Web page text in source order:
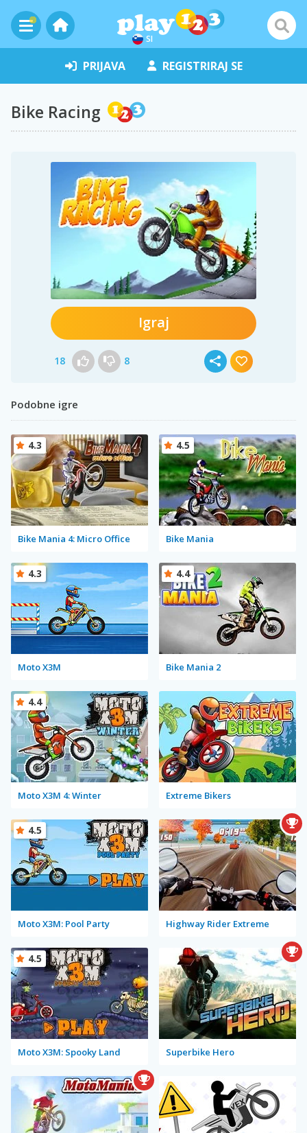
SI
PRIJAVA REGISTRIRAJ SE
Bike Racing
Igraj
18 8
Podobne igre
Bike Mania 4: Micro Office
4.3
Bike Mania
4.5
Moto X3M
4.3
Bike Mania 2
4.4
Moto X3M 4: Winter
4.4
Extreme Bikers
Moto X3M: Pool Party
4.5
Highway Rider Extreme
Moto X3M: Spooky Land
4.5
Superbike Hero